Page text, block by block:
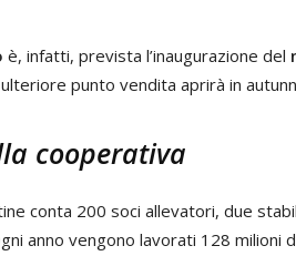
è, infatti, prevista l’inaugurazione del
punto vendita aprirà in
cooperativa
conta 200 soci allevatori, due
anno vengono lavorati 128 milioni